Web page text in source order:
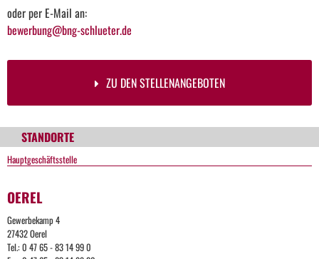
oder per E-Mail an:
bewerbung@bng-schlueter.de
ZU DEN STELLENANGEBOTEN
STANDORTE
Hauptgeschäftsstelle
OEREL
Gewerbekamp 4
27432 Oerel
Tel.: 0 47 65 - 83 14 99 0